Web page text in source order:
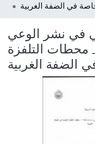
في نشر الوعي
محطات التلفزة
الضفة الغربية